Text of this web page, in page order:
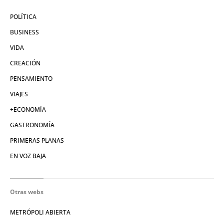
POLÍTICA
BUSINESS
VIDA
CREACIÓN
PENSAMIENTO
VIAJES
+ECONOMÍA
GASTRONOMÍA
PRIMERAS PLANAS
EN VOZ BAJA
Otras webs
METRÓPOLI ABIERTA